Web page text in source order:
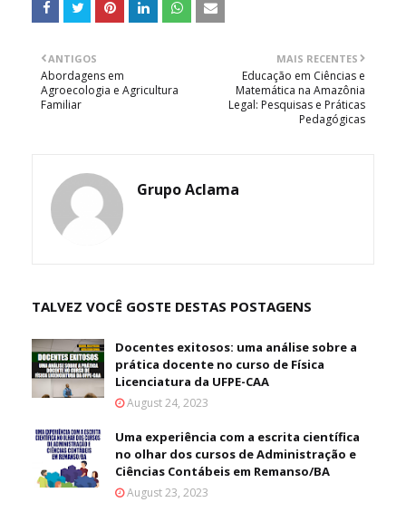
MAIS RECENTES
Educação em Ciências e
Matemática na Amazônia
Legal: Pesquisas e Práticas
Pedagógicas
ANTIGOS
Abordagens em
Agroecologia e Agricultura
Familiar
Grupo Aclama
TALVEZ VOCÊ GOSTE DESTAS POSTAGENS
Docentes exitosos: uma análise sobre a
prática docente no curso de Física
Licenciatura da UFPE-CAA
August 24, 2023
Uma experiência com a escrita científica
no olhar dos cursos de Administração e
Ciências Contábeis em Remanso/BA
August 23, 2023